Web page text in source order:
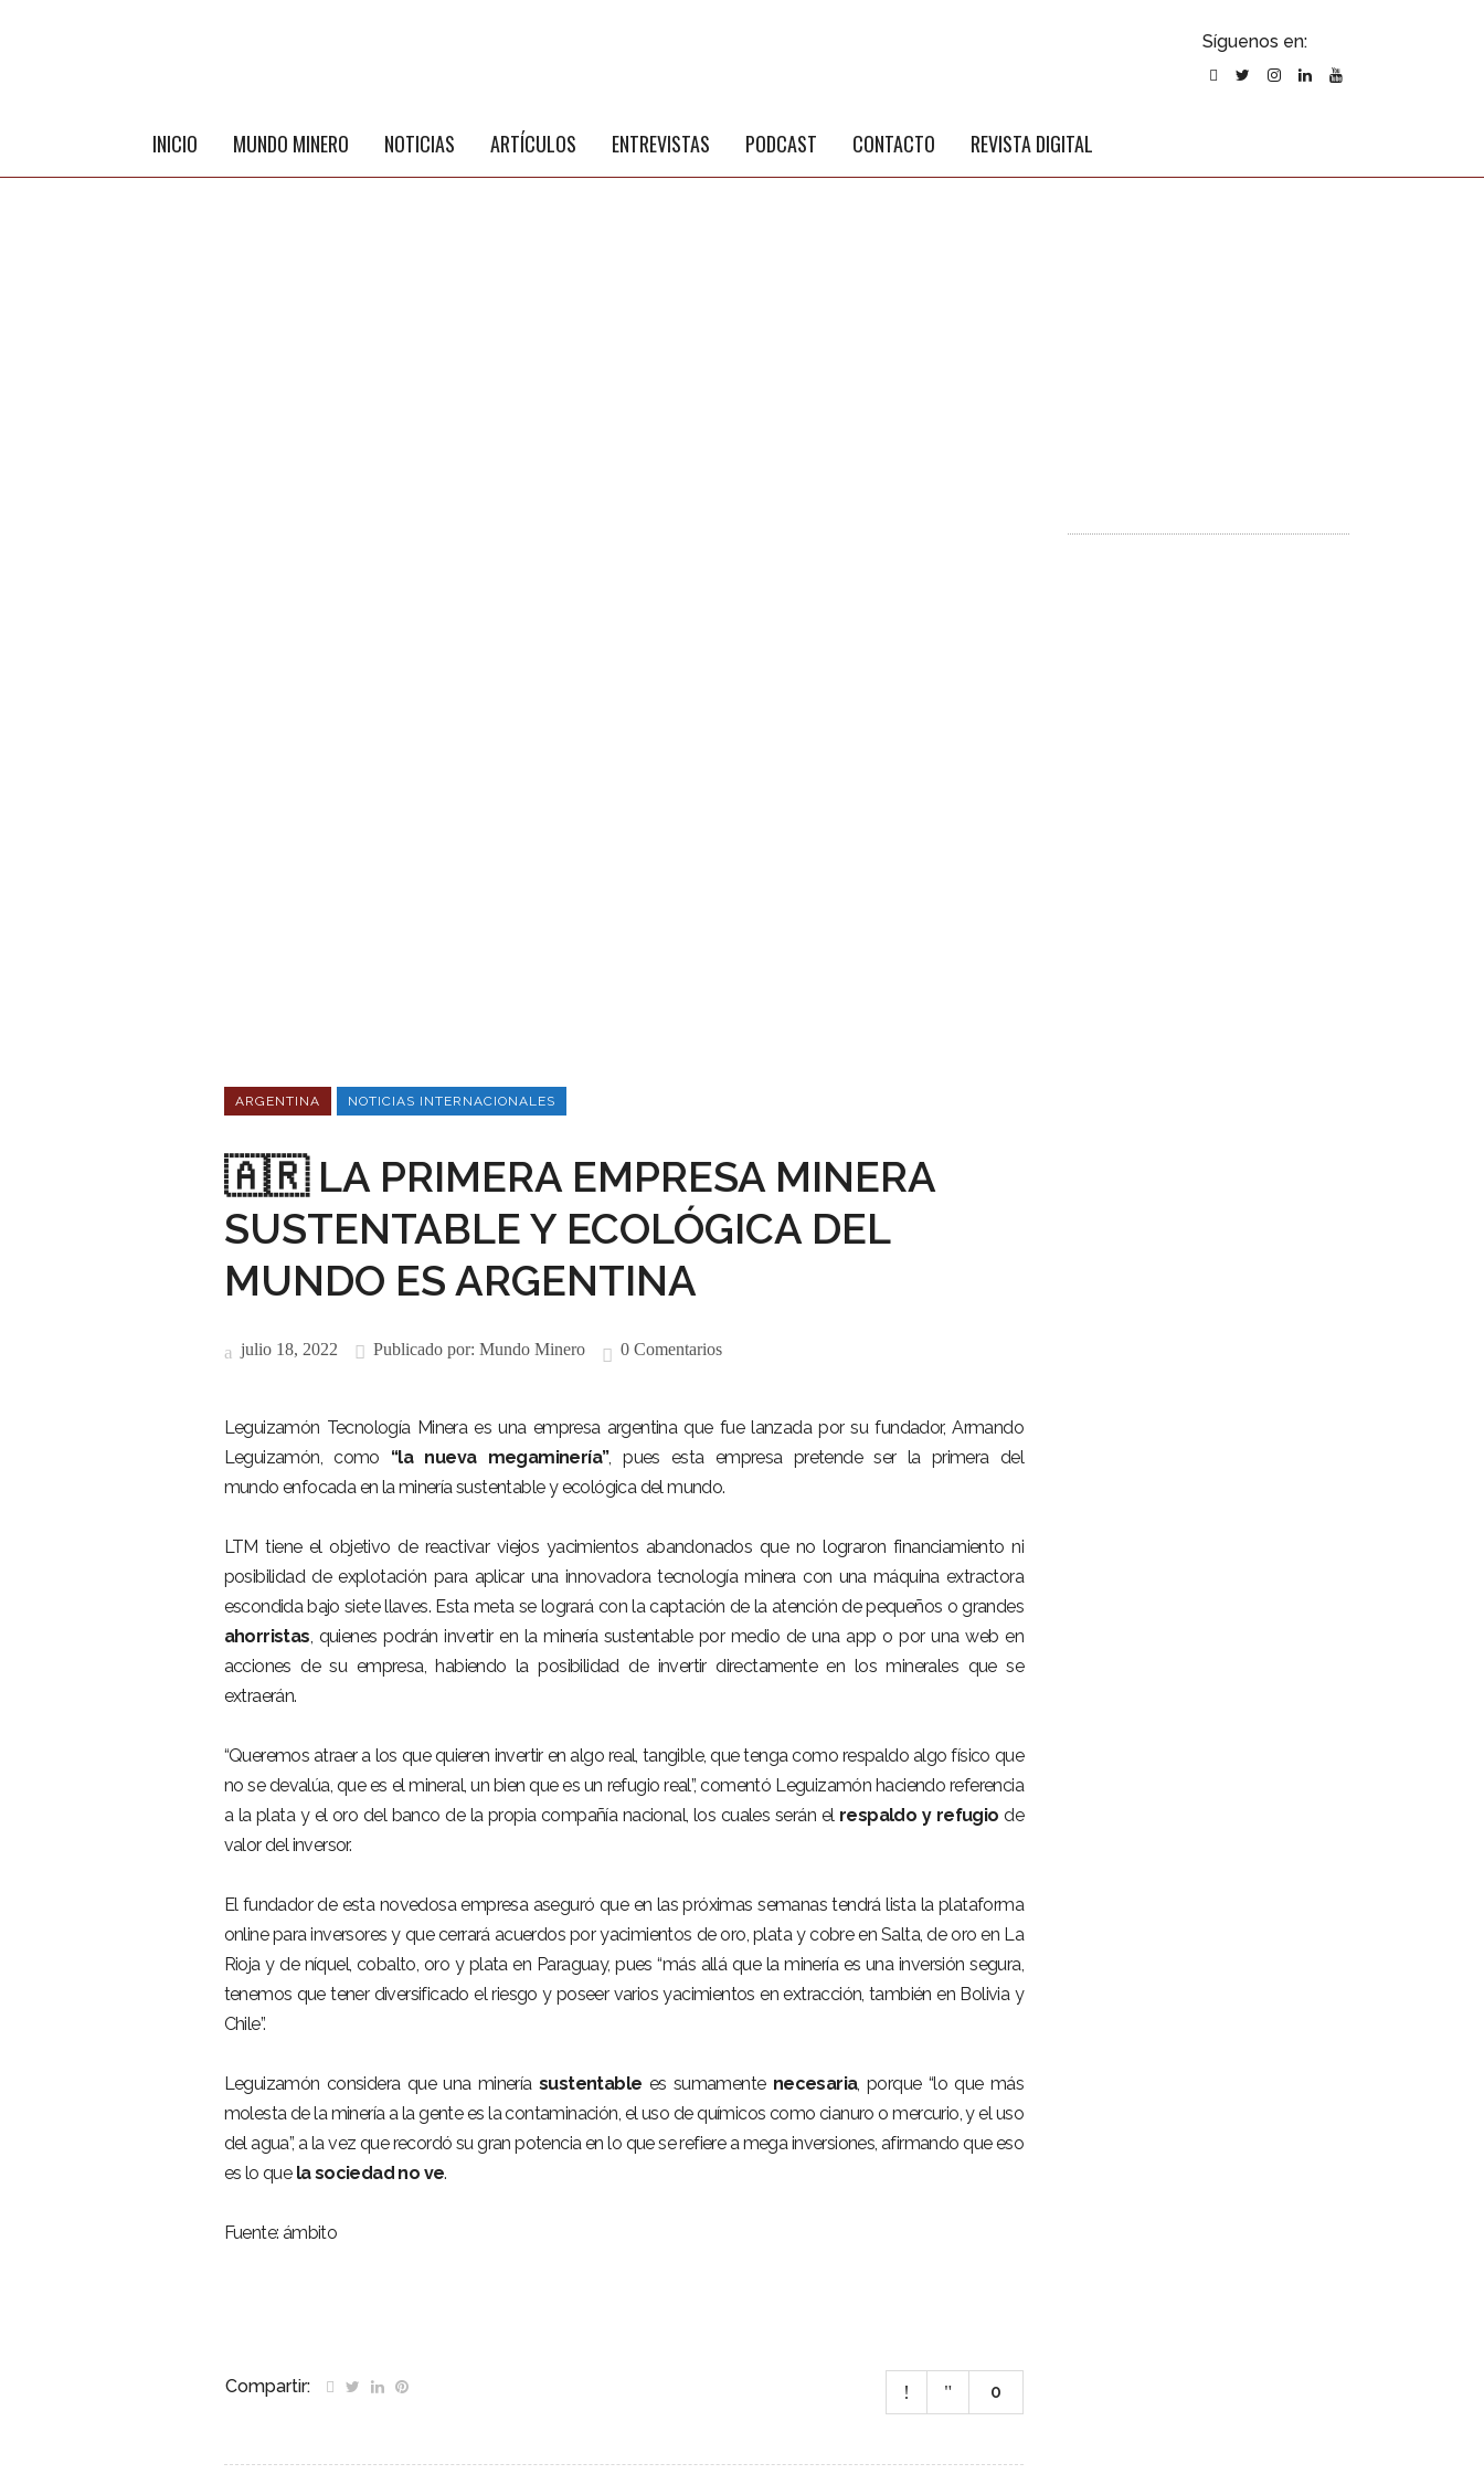
Síguenos en:
INICIO MUNDO MINERO NOTICIAS ARTÍCULOS ENTREVISTAS PODCAST CONTACTO REVISTA DIGITAL
ARGENTINA NOTICIAS INTERNACIONALES
🇦🇷 LA PRIMERA EMPRESA MINERA
SUSTENTABLE Y ECOLÓGICA DEL
MUNDO ES ARGENTINA
julio 18, 2022 Publicado por: Mundo Minero 0 Comentarios
Leguizamón Tecnología Minera es una empresa argentina que fue lanzada por su fundador, Armando
Leguizamón, como “la nueva megaminería”, pues esta empresa pretende ser la primera del
mundo enfocada en la minería sustentable y ecológica del mundo.
LTM tiene el objetivo de reactivar viejos yacimientos abandonados que no lograron financiamiento ni
posibilidad de explotación para aplicar una innovadora tecnología minera con una máquina extractora
escondida bajo siete llaves. Esta meta se logrará con la captación de la atención de pequeños o grandes
ahorristas, quienes podrán invertir en la minería sustentable por medio de una app o por una web en
acciones de su empresa, habiendo la posibilidad de invertir directamente en los minerales que se
extraerán.
“Queremos atraer a los que quieren invertir en algo real, tangible, que tenga como respaldo algo físico que
no se devalúa, que es el mineral, un bien que es un refugio real”, comentó Leguizamón haciendo referencia
a la plata y el oro del banco de la propia compañía nacional, los cuales serán el respaldo y refugio de
valor del inversor.
El fundador de esta novedosa empresa aseguró que en las próximas semanas tendrá lista la plataforma
online para inversores y que cerrará acuerdos por yacimientos de oro, plata y cobre en Salta, de oro en La
Rioja y de níquel, cobalto, oro y plata en Paraguay, pues “más allá que la minería es una inversión segura,
tenemos que tener diversificado el riesgo y poseer varios yacimientos en extracción, también en Bolivia y
Chile”.
Leguizamón considera que una minería sustentable es sumamente necesaria, porque “lo que más
molesta de la minería a la gente es la contaminación, el uso de químicos como cianuro o mercurio, y el uso
del agua”, a la vez que recordó su gran potencia en lo que se refiere a mega inversiones, afirmando que eso
es lo que la sociedad no ve.
Fuente: ámbito
Compartir: 0